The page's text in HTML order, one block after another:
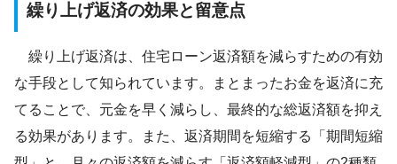
繰り上げ返済の効果と留意点
繰り上げ返済は、住宅ローン返済額を減らすための有効
な手段として知られています。まとまったお金を返済に充
てることで、元金を早く減らし、最終的な総返済額を抑え
る効果があります。また、返済期間を短縮する「期間短縮